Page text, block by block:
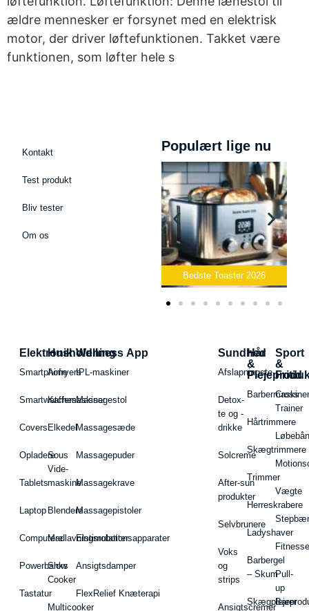
ældre mennesker er forsynet med en elektrisk
motor, der driver løftefunktionen. Takket være
funktionen, som løfter hele s
Kontakt
Test produkt
Bliv tester
Om os
Populært lige nu
Bedste Toaster 2026
Elektronik
Smartphone
Smartwatches
Covers
Opladere
Tablets
Laptop
Computere
Powerbanks
Tastatur
Husholdning
Airfryers
Kaffemaskiner
Elkedel
Sous
Vide-
maskine
Blendere
Madlavningsrobotter
Slow
Cooker
Multicooker
Wellness App
IPL-maskiner
Massagestol
Massagesæde
Massagepuder
Massagekrave
Massagepistoler
Elstimulationsapparater
Ansigtsdamper
FlexRelief Knæterapi
Sundhed
Afslapningste
Detox-
te og -
drikke
Solcreme
After-sun
produkter
Selvbrunere
Voks
og
strips
Ansigtscremer
Hår
&
Hårtrimmere
Skægtrimmere
Trimmer
Herreskrabere
Ladyshaver
Barbergel
– Skum
Sport
&
Fritid
Cross
Trainer
Vægte
Pull-
up
Barer